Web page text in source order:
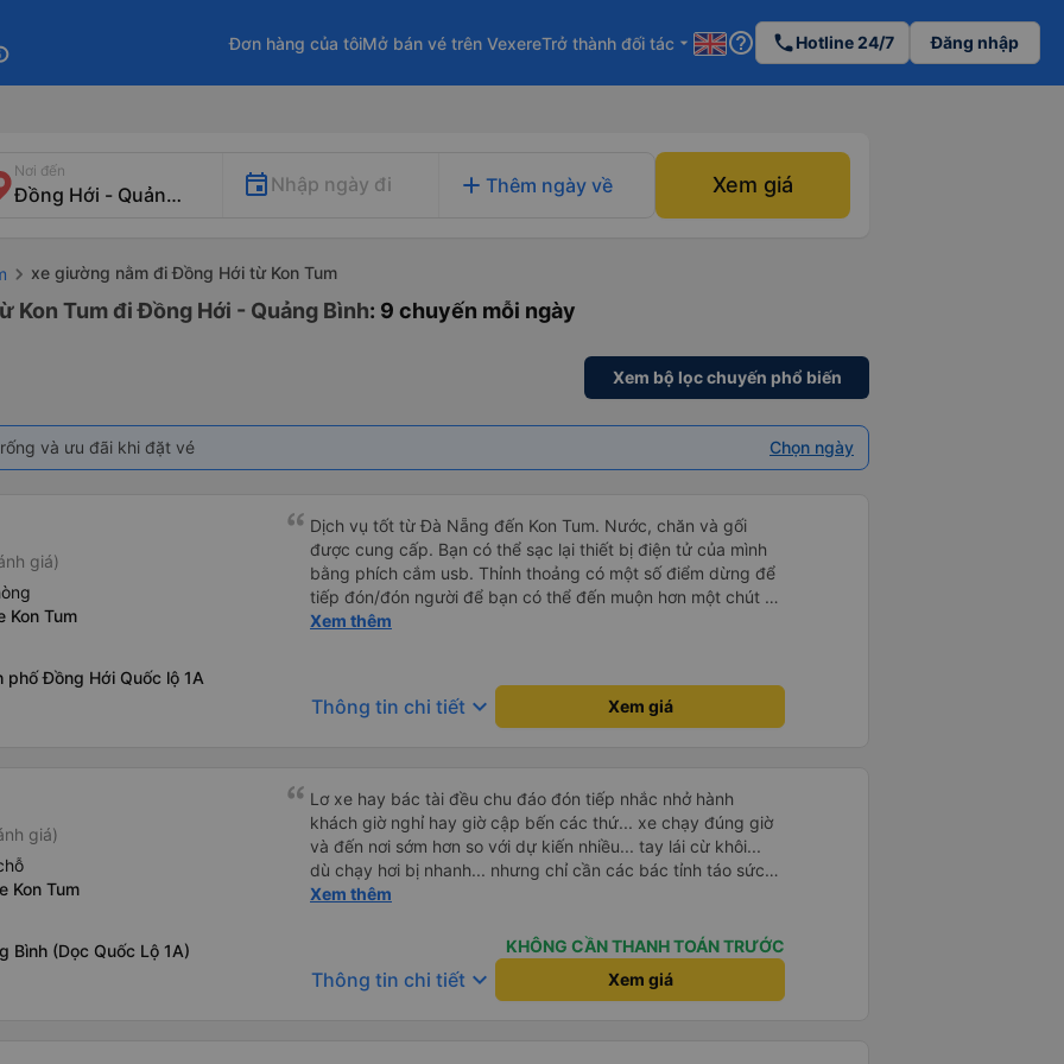
Đơn hàng của tôiMở bán vé trên VexereTrở thành đối tác arrow_drop_down help_outline phoneHotline 24/7 Đăng nhập
Nơi đến
Nhập ngày đi add Thêm ngày về Xem giá
xe giường nằm đi Đồng Hới từ Kon Tum
Kon Tum đi Đồng Hới - Quảng Bình: 9 chuyến mỗi ngày
Xem bộ lọc chuyến phổ biến
và ưu đãi khi đặt vé Chọn ngày
giá)
Kon Tum
phố Đồng Hới Quốc lộ 1A
Dịch vụ tốt từ Đà Nẵng đến Kon Tum. Nước, chăn và gối
được cung cấp. Bạn có thể sạc lại thiết bị điện tử của mình
bằng phích cắm usb. Thỉnh thoảng có một số điểm dừng để
tiếp đón/đón người để bạn có thể đến muộn hơn một chút so
với mô tả. (Lưu ý: chúng tôi hiểu và nói được một chút tiếng
Xem thêm
Thông tin chi tiết keyboard_arrow_down Xem giá
giá)
Kon Tum
Bình (Dọc Quốc Lộ 1A)
Lơ xe hay bác tài đều chu đáo đón tiếp nhắc nhở hành
khách giờ nghỉ hay giờ cập bến các thứ... xe chạy đúng giờ
và đến nơi sớm hơn so với dự kiến nhiều... tay lái cừ khôi...
dù chạy hơi bị nhanh... nhưng chỉ cần các bác tỉnh táo sức
khoẻ đầy đủ và tay lái cứng cáp là được. Tiện nghi rất sạch
động cơ xe chạy không ồn nhưng không biết người khác sao
nhưng mình hơi bị ù tai khi nghe tiếng máy chạy lâu. Thích
hợp và tiện nghi cho ai có nhu cầu từ tphcm (bến xe miền
Xem thêm
KHÔNG CẦN THANH TOÁN TRƯỚC
Thông tin chi tiết keyboard_arrow_down Xem giá